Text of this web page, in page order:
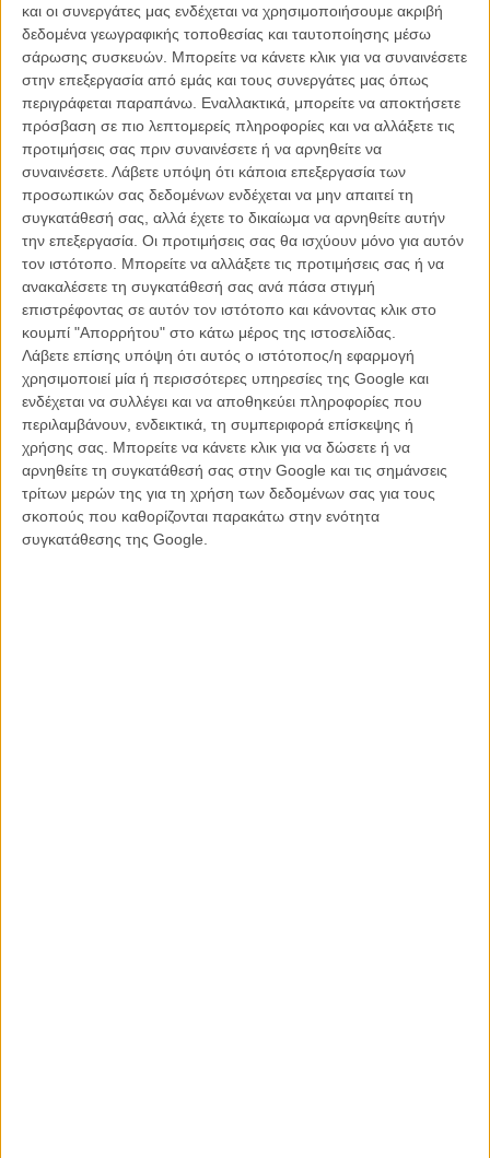
και οι συνεργάτες μας ενδέχεται να χρησιμοποιήσουμε ακριβή
δεδομένα γεωγραφικής τοποθεσίας και ταυτοποίησης μέσω
σάρωσης συσκευών. Μπορείτε να κάνετε κλικ για να συναινέσετε
στην επεξεργασία από εμάς και τους συνεργάτες μας όπως
περιγράφεται παραπάνω. Εναλλακτικά, μπορείτε να αποκτήσετε
πρόσβαση σε πιο λεπτομερείς πληροφορίες και να αλλάξετε τις
προτιμήσεις σας πριν συναινέσετε ή να αρνηθείτε να
συναινέσετε. Λάβετε υπόψη ότι κάποια επεξεργασία των
προσωπικών σας δεδομένων ενδέχεται να μην απαιτεί τη
συγκατάθεσή σας, αλλά έχετε το δικαίωμα να αρνηθείτε αυτήν
την επεξεργασία. Οι προτιμήσεις σας θα ισχύουν μόνο για αυτόν
τον ιστότοπο. Μπορείτε να αλλάξετε τις προτιμήσεις σας ή να
ανακαλέσετε τη συγκατάθεσή σας ανά πάσα στιγμή
επιστρέφοντας σε αυτόν τον ιστότοπο και κάνοντας κλικ στο
κουμπί "Απορρήτου" στο κάτω μέρος της ιστοσελίδας.
Λάβετε επίσης υπόψη ότι αυτός ο ιστότοπος/η εφαρμογή
χρησιμοποιεί μία ή περισσότερες υπηρεσίες της Google και
ενδέχεται να συλλέγει και να αποθηκεύει πληροφορίες που
περιλαμβάνουν, ενδεικτικά, τη συμπεριφορά επίσκεψης ή
χρήσης σας. Μπορείτε να κάνετε κλικ για να δώσετε ή να
αρνηθείτε τη συγκατάθεσή σας στην Google και τις σημάνσεις
τρίτων μερών της για τη χρήση των δεδομένων σας για τους
σκοπούς που καθορίζονται παρακάτω στην ενότητα
συγκατάθεσης της Google.
Μανώλης Μαυροματάκης, πρωταγωνιστής | «Οι
Μεταφραστές» του Ρεζί Ρουανσάρ
Δεν χρειάζονται συστάσεις για τον Μανώλη Μαυροματάκη. Εγκριτος
ηθοποιός με μια διαδρομή 30 χρόνων στο θέατρο κάνει σημαντικές
κι επιλεκτικές εμφανίσεις και στην μεγάλη οθόνη (από την
«Ελεύθερη Κατάδυση» του Γώργου Πανουσόπουλου και τον
«Λευτέρη Δημοκόπουλο» του Παντελή Χούρσογλου, μέχρι τον